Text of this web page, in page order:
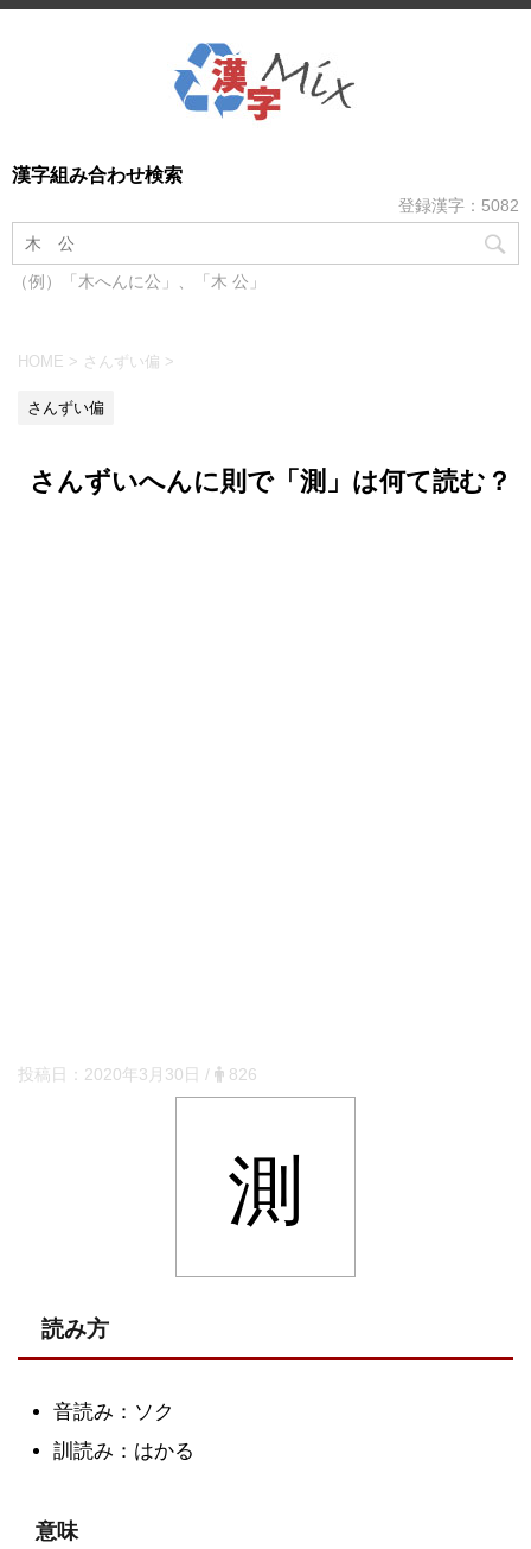
漢字組み合わせ検索
登録漢字：5082
（例）「木へんに公」、「木 公」
HOME > さんずい偏 >
さんずい偏
さんずいへんに則で「測」は何て読む？
投稿日： 2020年3月30日 / 826
測
読み方
音読み：ソク
訓読み：はかる
意味